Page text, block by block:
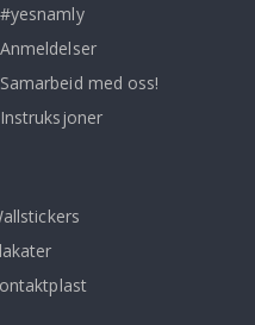
#yesnamly
Anmeldelser
Samarbeid med oss!
Instruksjoner